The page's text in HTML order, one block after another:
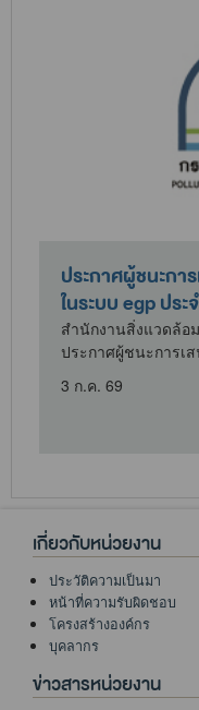
ประกาศผู้ชนะกา
ในระบบ egp ปร
สำนักงานสิ่งแวดล้
ประกาศผู้ชนะการเ
3 ก.ค. 69
เกี่ยวกับหน่วยงาน
ประวัติความเป็นมา
หน้าที่ความรับผิดชอบ
โครงสร้างองค์กร
บุคลากร
ข่าวสารหน่วยงาน